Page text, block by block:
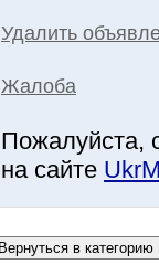
Удалить
Жалоба
Пожалуйста,
на сайте